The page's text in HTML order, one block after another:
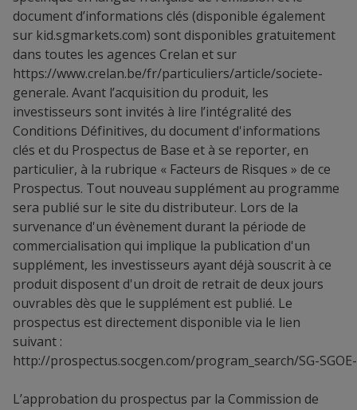
document d’informations clés (disponible également
sur kid.sgmarkets.com) sont disponibles gratuitement
dans toutes les agences Crelan et sur
https://www.crelan.be/fr/particuliers/article/societe-
generale. Avant l’acquisition du produit, les
investisseurs sont invités à lire l’intégralité des
Conditions Définitives, du document d'informations
clés et du Prospectus de Base et à se reporter, en
particulier, à la rubrique « Facteurs de Risques » de ce
Prospectus. Tout nouveau supplément au programme
sera publié sur le site du distributeur. Lors de la
survenance d'un évènement durant la période de
commercialisation qui implique la publication d'un
supplément, les investisseurs ayant déjà souscrit à ce
produit disposent d'un droit de retrait de deux jours
ouvrables dès que le supplément est publié. Le
prospectus est directement disponible via le lien
suivant :
http://prospectus.socgen.com/program_search/SG-
L’approbation du prospectus par la Commission de